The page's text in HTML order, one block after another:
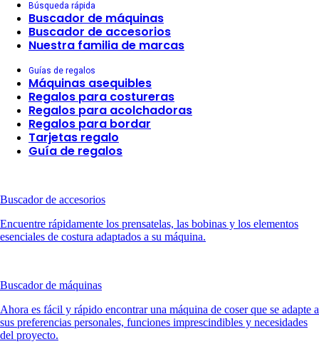
Búsqueda rápida
Buscador de máquinas
Buscador de accesorios
Nuestra familia de marcas
Guías de regalos
Máquinas asequibles
Regalos para costureras
Regalos para acolchadoras
Regalos para bordar
Tarjetas regalo
Guía de regalos
Buscador de accesorios
Encuentre rápidamente los prensatelas, las bobinas y los elementos
esenciales de costura adaptados a su máquina.
Buscador de máquinas
Ahora es fácil y rápido encontrar una máquina de coser que se adapte a
sus preferencias personales, funciones imprescindibles y necesidades
del proyecto.